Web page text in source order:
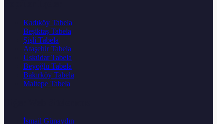
Kadıköy Tabela
Beşiktaş Tabela
Şişli Tabela
Ataşehir Tabela
Üsküdar Tabela
Beyoğlu Tabela
Bakırköy Tabela
Maltepe Tabela
İsmail Günaydın